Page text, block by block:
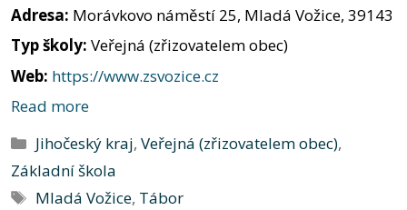
Adresa: Morávkovo náměstí 25, Mladá Vožice, 39143
Typ školy: Veřejná (zřizovatelem obec)
Web: https://www.zsvozice.cz
Read more
Rubriky
Jihočeský kraj,Veřejná (zřizovatelem obec),
Základní škola
Štítky
Mladá Vožice, Tábor